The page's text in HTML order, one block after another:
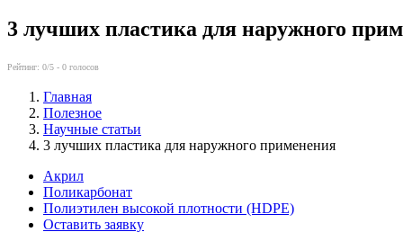
3 лучших пластика для наружного
Рейтинг: 0/5 - 0 голосов
Главная
Полезное
Научные статьи
3 лучших пластика для наружного применения
Акрил
Поликарбонат
Полиэтилен высокой плотности (HDPE)
Оставить заявку